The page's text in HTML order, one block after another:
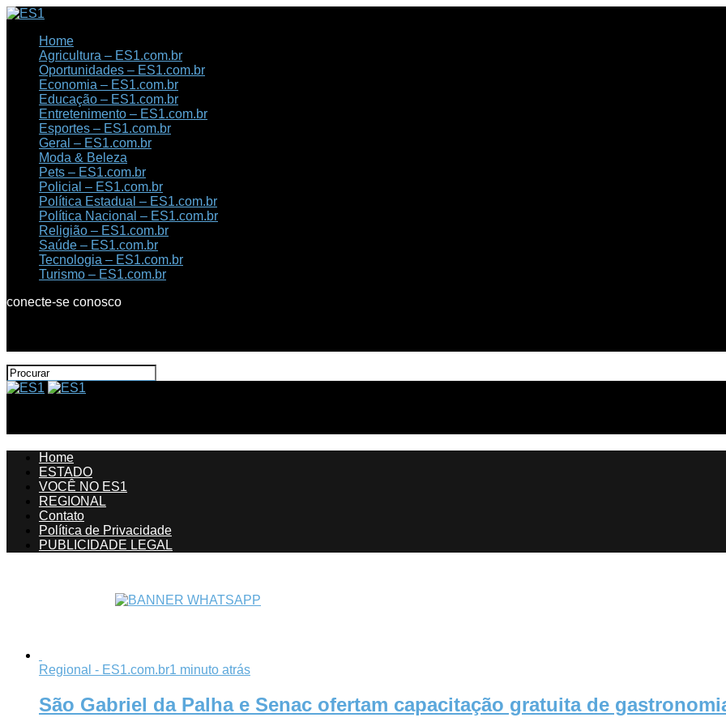
Home
Agricultura – ES1.com.br
Oportunidades – ES1.com.br
Economia – ES1.com.br
Educação – ES1.com.br
Entretenimento – ES1.com.br
Esportes – ES1.com.br
Geral – ES1.com.br
Moda & Beleza
Pets – ES1.com.br
Policial – ES1.com.br
Política Estadual – ES1.com.br
Política Nacional – ES1.com.br
Religião – ES1.com.br
Saúde – ES1.com.br
Tecnologia – ES1.com.br
Turismo – ES1.com.br
conecte-se conosco
Home
ESTADO
VOCÊ NO ES1
REGIONAL
Contato
Política de Privacidade
PUBLICIDADE LEGAL
Regional - ES1.com.br1 minuto atrás
São Gabriel da Palha e Senac ofertam capacitação gratuita de